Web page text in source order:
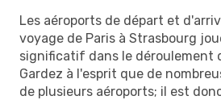
Les aéroports de départ et
voyage de Paris à Strasbourg
significatif dans le déroulement
Gardez à l'esprit que de
de plusieurs aéroports; il est